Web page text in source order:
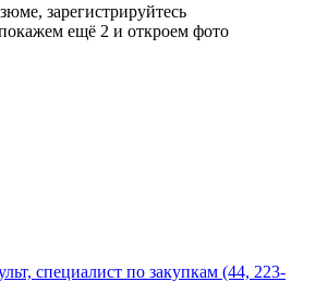
зарегистрируйтесь
ещё 2 и откроем фото
специалист по закупкам (44, 223-